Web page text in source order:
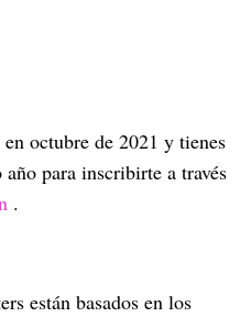
octubre de 2021 y tienes
para inscribirte a través
.
están basados en los